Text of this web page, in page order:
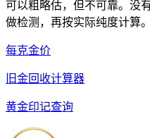
可以粗略估，但不可靠。没
做检测，再按实际纯度计算。
每克金价
旧金回收计算器
黄金印记查询